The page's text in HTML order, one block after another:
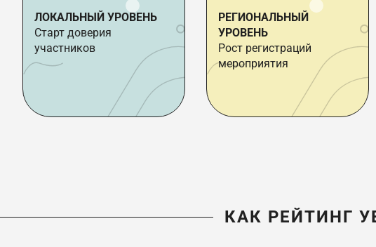
ЛОКАЛЬНЫЙ УРОВЕНЬ
Старт доверия
участников
РЕГИОНАЛЬНЫЙ
УРОВЕНЬ
Рост регистраций
мероприятия
КАК РЕЙТИНГ